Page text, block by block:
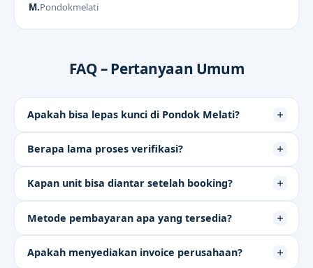
M.Pondokmelati
FAQ – Pertanyaan Umum
Apakah bisa lepas kunci di Pondok Melati?
Berapa lama proses verifikasi?
Kapan unit bisa diantar setelah booking?
Metode pembayaran apa yang tersedia?
Apakah menyediakan invoice perusahaan?